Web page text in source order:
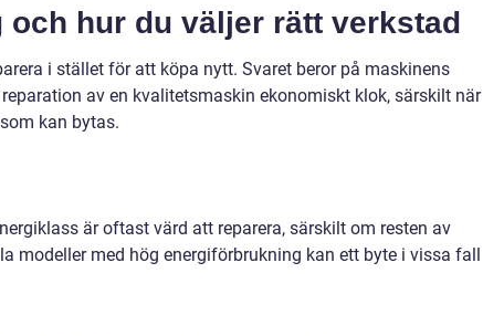
och hur du väljer rätt verkstad
i stället för att köpa nytt. Svaret beror på maskinens
av en kvalitetsmaskin ekonomiskt klok, särskilt när
kan bytas.
är oftast värd att reparera, särskilt om resten av
modeller med hög energiförbrukning kan ett byte i vissa fall